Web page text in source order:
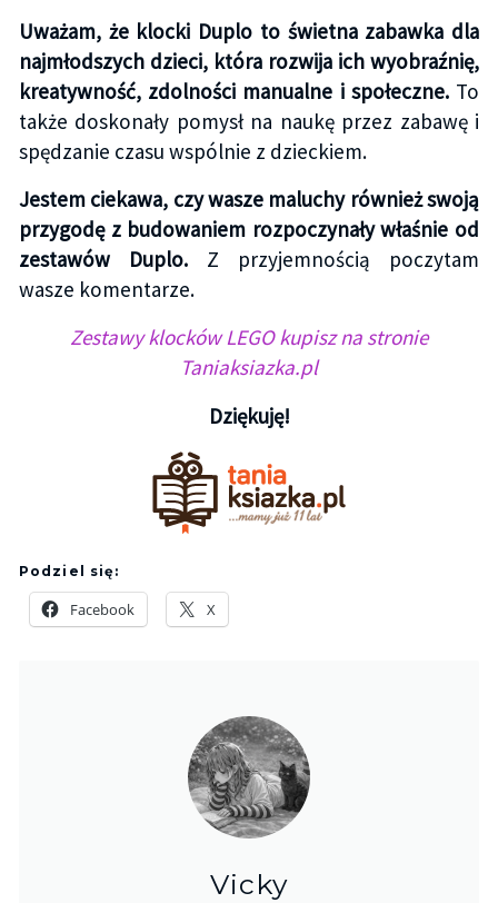
Uważam, że klocki Duplo to świetna zabawka dla
najmłodszych dzieci, która rozwija ich wyobraźnię,
kreatywność, zdolności manualne i społeczne.To
także doskonały pomysł na naukę przez zabawę i
spędzanie czasu wspólnie z dzieckiem.
Jestem ciekawa, czy wasze maluchy również swoją
przygodę z budowaniem rozpoczynały właśnie od
zestawów Duplo.Z przyjemnością poczytam
wasze komentarze.
Zestawy klocków LEGO kupisz na stronie
Taniaksiazka.pl
Dziękuję!
Podziel się:
Facebook X
Vicky